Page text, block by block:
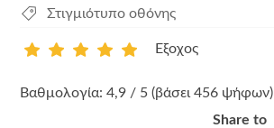
Στιγμιότυπο οθόνης
Εξοχος
Βαθμολογία: 4,9 / 5 (βάσει 456 ψήφων)
Share to